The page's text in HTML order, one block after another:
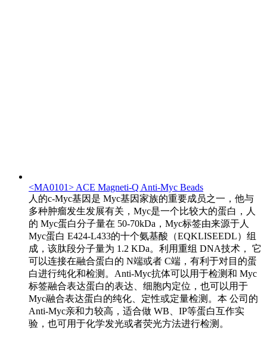
<MA0101> ACE Magneti-Q Anti-Myc Beads
人的c-Myc基因是 Myc基因家族的重要成员之一，他与
多种肿瘤发生发展有关，Myc是一个比较大的蛋白，人
的 Myc蛋白分子量在 50-70kDa，Myc标签由来源于人
Myc蛋白 E424-L433的十个氨基酸（EQKLISEEDL）组
成，该肽段分子量为 1.2 KDa。利用重组 DNA技术， 它
可以连接在融合蛋白的 N端或者 C端，有利于对目的蛋
白进行纯化和检测。Anti-Myc抗体可以用于检测和 Myc
标签融合表达蛋白的表达、细胞内定位，也可以用于
Myc融合表达蛋白的纯化、定性或定量检测。本 公司的
Anti-Myc亲和力较高，适合做 WB、IP等蛋白互作实
验，也可用于化学发光或者荧光方法进行检测。